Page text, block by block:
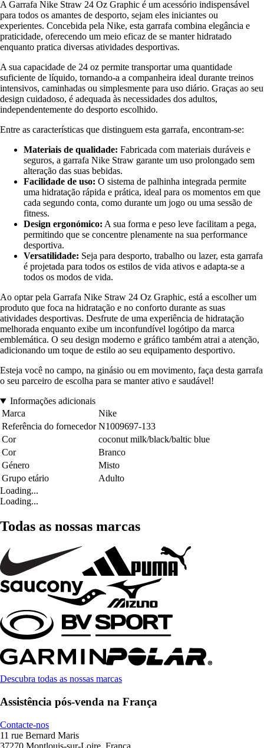
A Garrafa Nike Straw 24 Oz Graphic é um acessório indispensável
para todos os amantes de desporto, sejam eles iniciantes ou
experientes. Concebida pela Nike, esta garrafa combina elegância e
praticidade, oferecendo um meio eficaz de se manter hidratado
enquanto pratica diversas atividades desportivas.
A sua capacidade de 24 oz permite transportar uma quantidade
suficiente de líquido, tornando-a a companheira ideal durante treinos
intensivos, caminhadas ou simplesmente para uso diário. Graças ao seu
design cuidadoso, é adequada às necessidades dos adultos,
independentemente do desporto escolhido.
Entre as características que distinguem esta garrafa, encontram-se:
Materiais de qualidade: Fabricada com materiais duráveis e
seguros, a garrafa Nike Straw garante um uso prolongado sem
alteração das suas bebidas.
Facilidade de uso: O sistema de palhinha integrada permite
uma hidratação rápida e prática, ideal para os momentos em que
cada segundo conta, como durante um jogo ou uma sessão de
fitness.
Design ergonómico: A sua forma e peso leve facilitam a pega,
permitindo que se concentre plenamente na sua performance
desportiva.
Versatilidade: Seja para desporto, trabalho ou lazer, esta garrafa
é projetada para todos os estilos de vida ativos e adapta-se a
todos os modos de vida.
Ao optar pela Garrafa Nike Straw 24 Oz Graphic, está a escolher um
produto que foca na hidratação e no conforto durante as suas
atividades desportivas. Desfrute de uma experiência de hidratação
melhorada enquanto exibe um inconfundível logótipo da marca
emblemática. O seu design moderno e gráfico também atrai a atenção,
adicionando um toque de estilo ao seu equipamento desportivo.
Esteja você no campo, na ginásio ou em movimento, faça desta garrafa
o seu parceiro de escolha para se manter ativo e saudável!
Informações adicionais
Marca
Nike
Referência do fornecedor N1009697-133
Cor
coconut milk/black/baltic blue
Cor
Branco
Género
Misto
Grupo etário
Adulto
Loading...
Loading...
Todas as nossas marcas
Descubra todas as nossas marcas
Assistência pós-venda na França
Contacte-nos
11 rue Bernard Maris
37270 Montlouis-sur-Loire, França